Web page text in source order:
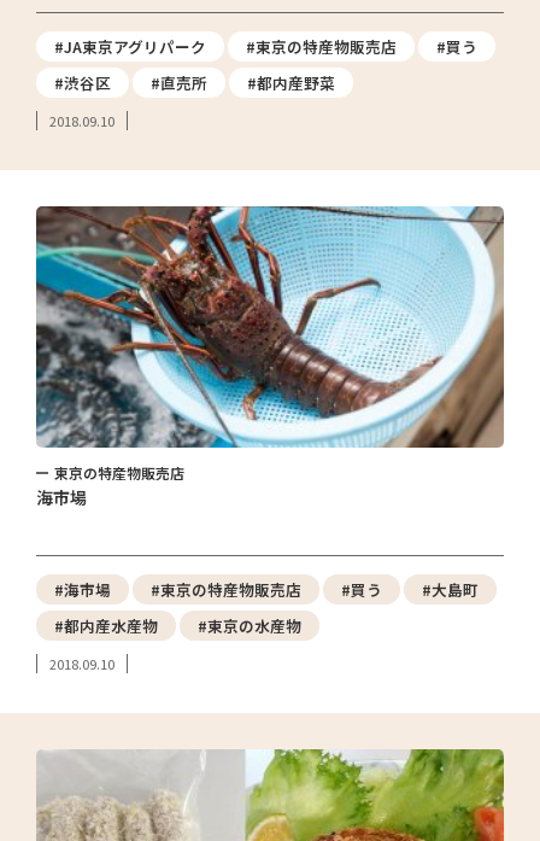
#JA東京アグリパーク #東京の特産物販売店
#買う
#渋谷区
#直売所 #都内産野菜
2018.09.10
東京の特産物販売店
海市場
#海市場 #東京の特産物販売店 #買う
#大島町
#都内産水産物
#東京の水産物
2018.09.10